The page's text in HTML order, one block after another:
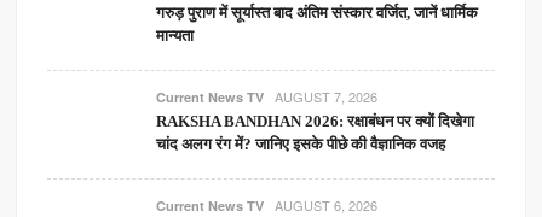
गरुड़ पुराण में सूर्यास्त बाद अंतिम संस्कार वर्जित, जानें धार्मिक
मान्यता
Current News TV AUGUST 7, 2026
RAKSHA BANDHAN 2026: रक्षाबंधन पर क्यों दिखेगा
चांद अलग रंग में? जानिए इसके पीछे की वैज्ञानिक वजह
Current News TV AUGUST 6, 2026